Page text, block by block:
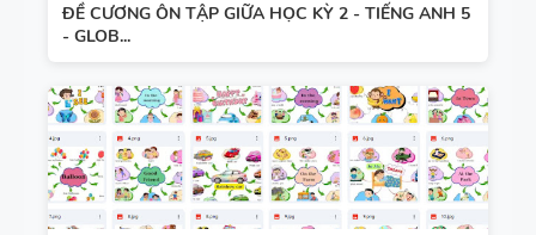
ĐỀ CƯƠNG ÔN TẬP GIỮA HỌC KỲ 2 - TIẾNG ANH 5
- GLOB...